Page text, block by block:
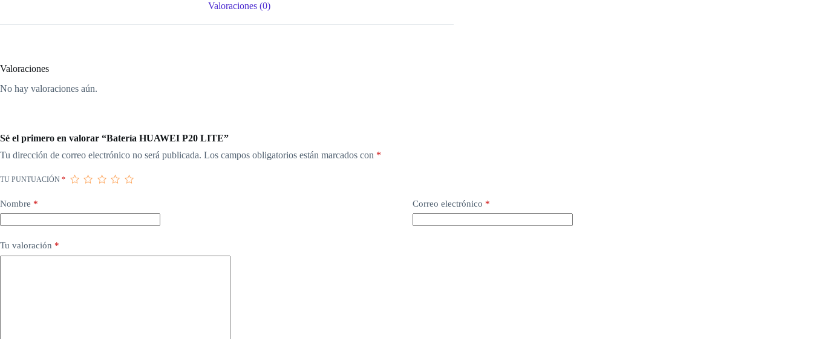
Valoraciones (0)
Valoraciones
No hay valoraciones aún.
Sé el primero en valorar “Batería HUAWEI P20 LITE”
Tu dirección de correo electrónico no será publicada. Los campos obligatorios están marcados con *
TU PUNTUACIÓN *
Nombre * Correo electrónico *
Tu valoración *